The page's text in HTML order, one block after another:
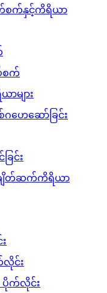
က်နှင့်ကိရိယာ
စက်
များ
ဟေဆော်ခြင်း
ြင်း
ချိတ်ဆက်ကိရိယာ
လိုင်း
ပိုက်လိုင်း